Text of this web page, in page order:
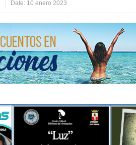
Date: 10 enero 2023